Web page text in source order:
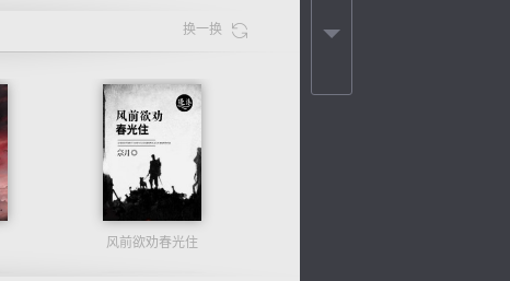
换一换
风前欲劝春光住